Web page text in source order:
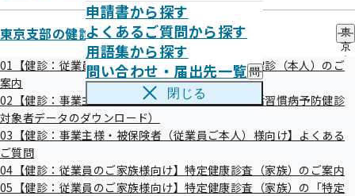
申請書から探す
よくあるご質問から探す
用語集から探す
問い合わせ・届出先一覧 問
い
せ
・
出
先
閉じる
東京支部の健診・保健指導のご案内
東
京
支
部
健
・
指
導
01【健診：従業員ご本人様向け】生活習慣病予防健診（本人）のご
案内
02【健診：事業主様向け】情報提供サービス（生活習慣病予防健診
対象者データのダウンロード）
03【健診：事業主様・被保険者（従業員ご本人）様向け】よくある
ご質問
04【健診：従業員のご家族様向け】特定健康診査（家族）のご案内
05【健診：従業員のご家族様向け】特定健康診査（家族）の「特定
03【健診：事業主様・被保険者
（従業員ご本人）様向け】よくあ
るご質問
よくあるご質問（協会けんぽホームページ内の別ページ
へ移動します）